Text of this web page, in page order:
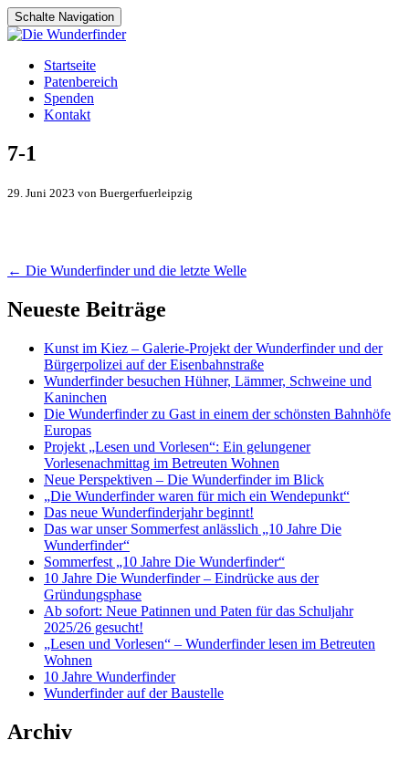
Schalte Navigation
Zum
Inhalt
springen
Startseite
Patenbereich
Spenden
Kontakt
7-1
29. Juni 2023 von Buergerfuerleipzig
Artikel-
Navigation
← Die Wunderfinder und die letzte Welle
Neueste Beiträge
Kunst im Kiez – Galerie-Projekt der Wunderfinder und der
Bürgerpolizei auf der Eisenbahnstraße
Wunderfinder besuchen Hühner, Lämmer, Schweine und
Kaninchen
Die Wunderfinder zu Gast in einem der schönsten Bahnhöfe
Europas
Projekt „Lesen und Vorlesen“: Ein gelungener
Vorlesenachmittag im Betreuten Wohnen
Neue Perspektiven – Die Wunderfinder im Blick
„Die Wunderfinder waren für mich ein Wendepunkt“
Das neue Wunderfinderjahr beginnt!
Das war unser Sommerfest anlässlich „10 Jahre Die
Wunderfinder“
Sommerfest „10 Jahre Die Wunderfinder“
10 Jahre Die Wunderfinder – Eindrücke aus der
Gründungsphase
Ab sofort: Neue Patinnen und Paten für das Schuljahr
2025/26 gesucht!
„Lesen und Vorlesen“ – Wunderfinder lesen im Betreuten
Wohnen
10 Jahre Wunderfinder
Wunderfinder auf der Baustelle
Archiv